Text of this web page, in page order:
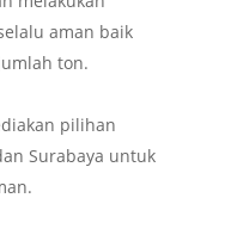
aman baik
ton.
pilihan
Surabaya untuk